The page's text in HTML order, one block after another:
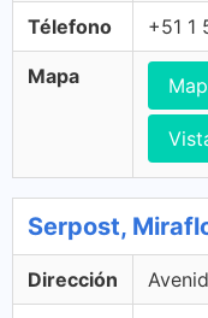
Télefono +51 1
Mapa
Serpost,
Dirección